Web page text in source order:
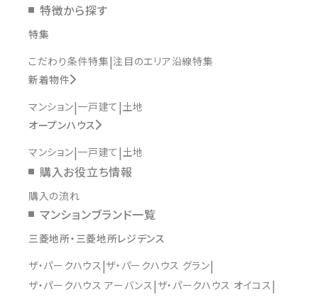
特徴から探す
特集
こだわり条件特集 注目のエリア沿線特集
新着物件
マンション 一戸建て 土地
オープンハウス
マンション 一戸建て 土地
購入お役立ち情報
購入の流れ
マンションブランド一覧
三菱地所・三菱地所レジデンス
ザ・パークハウス ザ・パークハウス グラン
ザ・パークハウス アーバンス ザ・パークハウス オイコス